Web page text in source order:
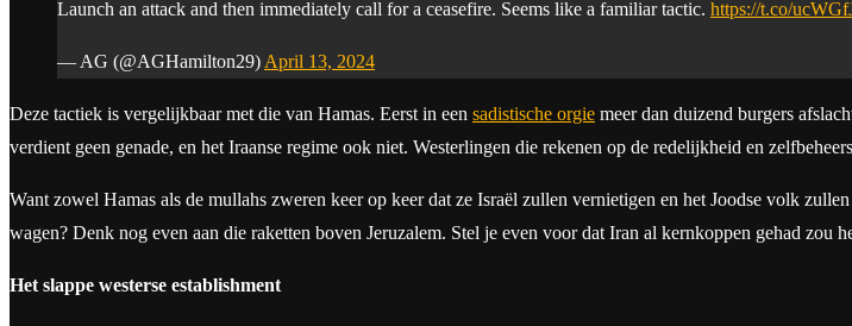
Launch an attack and then immediately call for a ceasefire. Seems like a familiar tactic. https://t.co/
— AG (@AGHamilton29) April 13, 2024
Deze tactiek is vergelijkbaar met die van Hamas. Eerst in een sadistische orgie meer dan duizend burgers
verdient geen genade, en het Iraanse regime ook niet. Westerlingen die rekenen op de redelijkheid en
Want zowel Hamas als de mullahs zweren keer op keer dat ze Israël zullen vernietigen en het Joodse volk
wagen? Denk nog even aan die raketten boven Jeruzalem. Stel je even voor dat Iran al kernkoppen gehad zou
Het slappe westerse establishment